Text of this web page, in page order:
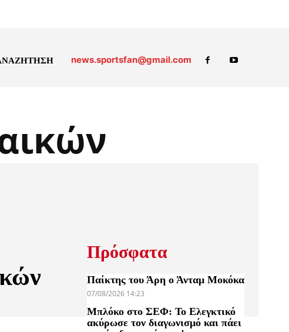
news.sportsfan@gmail.com
Πρόσφατα
Παίκτης του Άρη ο Άνταμ Μοκόκα
07/08/2026 14:23
Μπλόκο στο ΣΕΦ: Το Ελεγκτικό
ακύρωσε τον διαγωνισμό και πάει